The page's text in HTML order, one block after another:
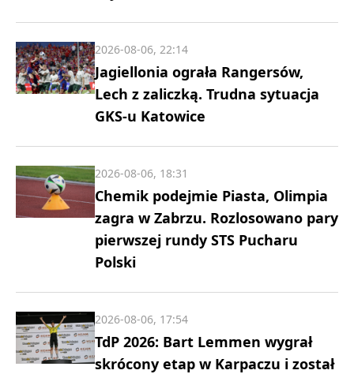
Jagiellonia ograła Rangersów,
Lech z zaliczką. Trudna sytuacja
GKS-u Katowice
2026-08-06, 22:14
Chemik podejmie Piasta, Olimpia
zagra w Zabrzu. Rozlosowano pary
pierwszej rundy STS Pucharu
Polski
2026-08-06, 18:31
TdP 2026: Bart Lemmen wygrał
skrócony etap w Karpaczu i został
2026-08-06, 17:54